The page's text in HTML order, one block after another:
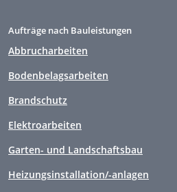
Aufträge nach Bauleistungen
Abbrucharbeiten
Bodenbelagsarbeiten
Brandschutz
Elektroarbeiten
Garten- und Landschaftsbau
Heizungsinstallation/-anlagen